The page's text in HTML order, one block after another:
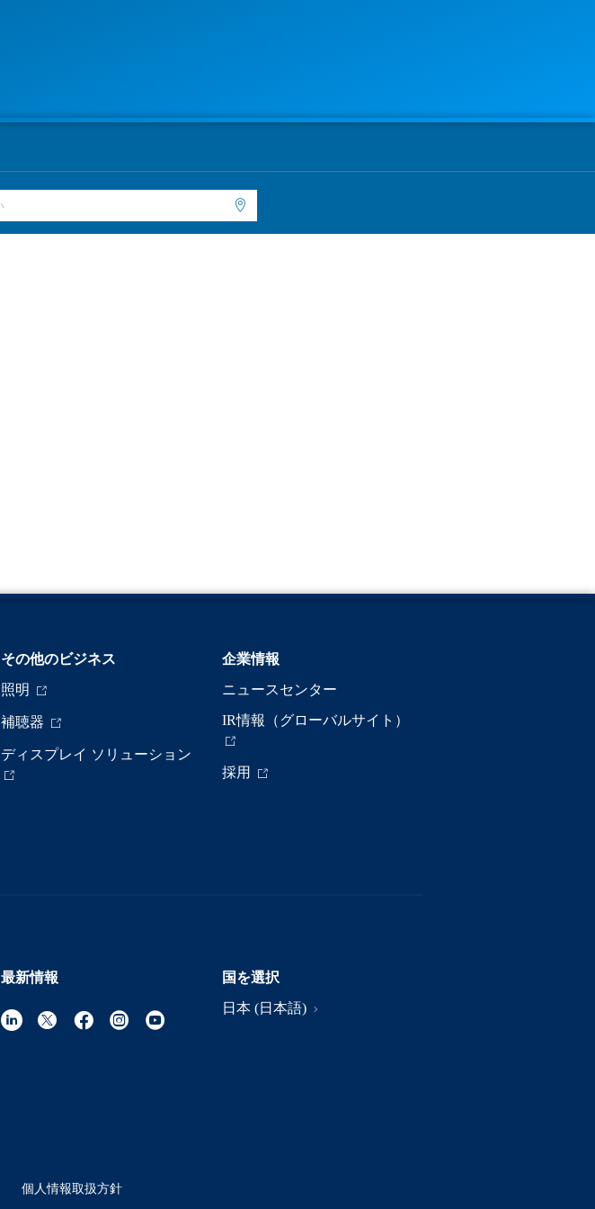
その他のビジネス
照明
補聴器
ディスプレイ ソリューション
企業情報
ニュースセンター
IR情報（グローバルサイト）
採用
最新情報
国を選択
日本 (日本語)
個人情報取扱方針